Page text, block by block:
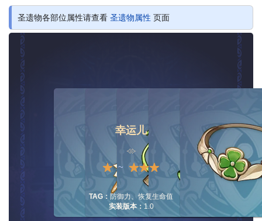
圣遗物各部位属性请查看 圣遗物属性 页面
幸运儿
~
TAG： 防御力、恢复生命值
实装版本： 1.0